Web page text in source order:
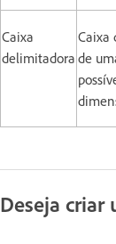
Caixa
delimitadora
Caixa
de
Deseja criar